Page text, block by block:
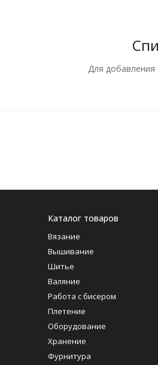
Для добавления
Каталог товаров
Вязание
Вышивание
Шитье
Валяние
Работа с бисером
Плетение
Оборудование
Хранение
Фурнитура